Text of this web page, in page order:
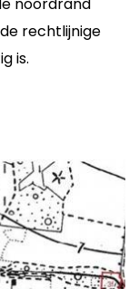
rechtlijnige
is.